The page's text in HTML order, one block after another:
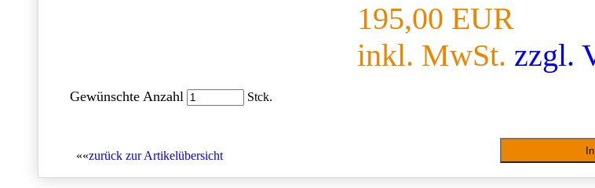
195,00 EUR
inkl. MwSt. zzgl.
Gewünschte Anzahl Stck.
««zurück zur Artikelübersicht